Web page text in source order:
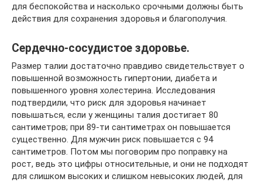
для беспокойства и насколько срочными должны быть
действия для сохранения здоровья и благополучия.
Сердечно-сосудистое здоровье.
Размер талии достаточно правдиво свидетельствует о
повышенной возможность гипертонии, диабета и
повышенного уровня холестерина. Исследования
подтвердили, что риск для здоровья начинает
повышаться, если у женщины талия достигает 80
сантиметров; при 89-ти сантиметрах он повышается
существенно. Для мужчин риск повышается с 94
сантиметров. Потом мы поговорим про поправку на
рост, ведь это цифры относительные, и они не подходят
для слишком высоких и слишком невысоких людей, для